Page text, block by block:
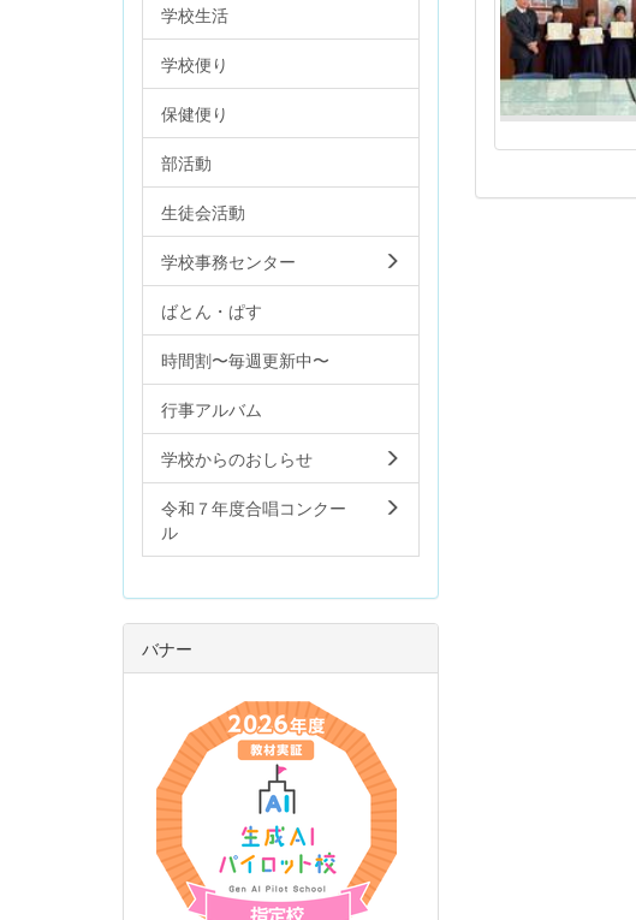
学校生活
学校便り
保健便り
部活動
生徒会活動
学校事務センター
ばとん・ぱす
時間割〜毎週更新中〜
行事アルバム
学校からのおしらせ
令和７年度合唱コンクー
ル
バナー